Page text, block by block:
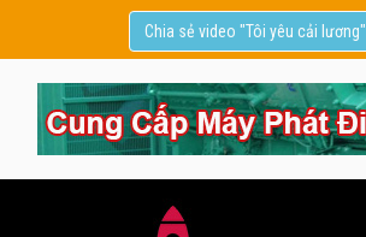
Chia sẻ video "Tôi yêu cải lương".